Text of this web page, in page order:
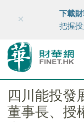
財華智庫網
×
下載
把握
四川能投發
董事長、授